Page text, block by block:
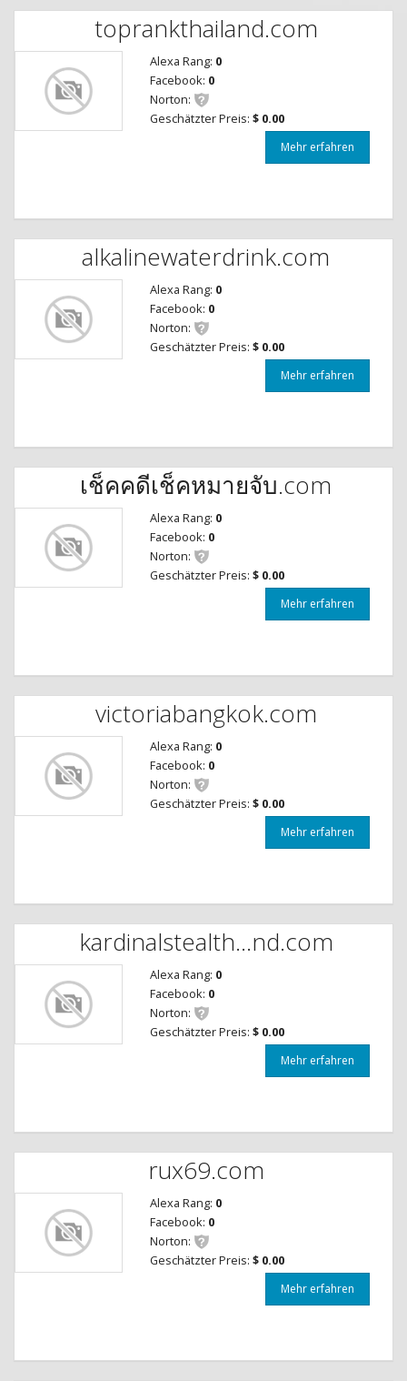
toprankthailand.com
Alexa Rang: 0
Facebook: 0
Norton:
Geschätzter Preis: $ 0.00
Mehr erfahren
alkalinewaterdrink.com
Alexa Rang: 0
Facebook: 0
Norton:
Geschätzter Preis: $ 0.00
Mehr erfahren
เช็คคดีเช็คหมายจับ.com
Alexa Rang: 0
Facebook: 0
Norton:
Geschätzter Preis: $ 0.00
Mehr erfahren
victoriabangkok.com
Alexa Rang: 0
Facebook: 0
Norton:
Geschätzter Preis: $ 0.00
Mehr erfahren
kardinalstealth...nd.com
Alexa Rang: 0
Facebook: 0
Norton:
Geschätzter Preis: $ 0.00
Mehr erfahren
rux69.com
Alexa Rang: 0
Facebook: 0
Norton:
Geschätzter Preis: $ 0.00
Mehr erfahren